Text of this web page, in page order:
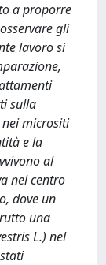
a proporre
gli
lavoro si
sulla
micrositi
e la
al
nel centro
dove un
una
L.) nel